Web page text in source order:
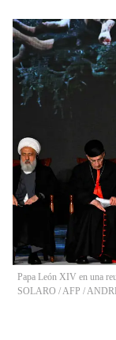
Papa León XIV en una
SOLARO / AFP /